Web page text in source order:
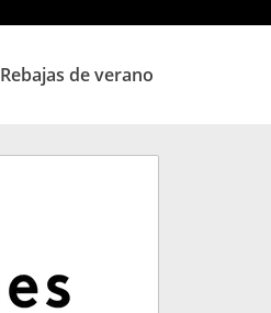
Rebajas de verano